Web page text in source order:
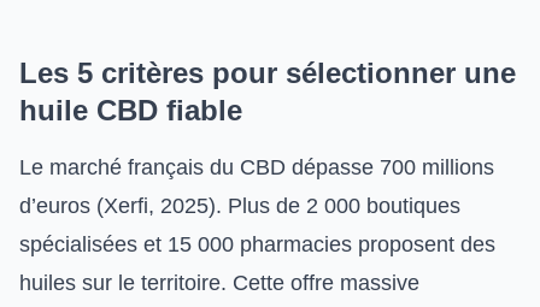
Les 5 critères pour sélectionner une
huile CBD fiable
Le marché français du CBD dépasse 700 millions
d’euros (Xerfi, 2025). Plus de 2 000 boutiques
spécialisées et 15 000 pharmacies proposent des
huiles sur le territoire. Cette offre massive